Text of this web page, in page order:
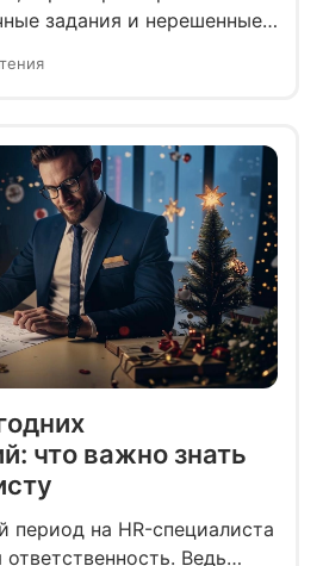
задания и нерешенные
и отдыхе. Но именно
через
что важно знать
период на HR-специалиста
Ведь